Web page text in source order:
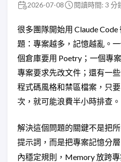
2026-07-08 閱讀時間: 3 分
很多團隊開始用 Claude
題：專案越多，記憶越亂。
個倉庫要用 Poetry；一個專
專案要求先改文件；還有一
程式碼風格和禁區檔案，只
次，就可能浪費半小時排查。
解決這個問題的關鍵不是把
提示詞，而是把專案記憶分層
內穩定規則，Memory 放跨